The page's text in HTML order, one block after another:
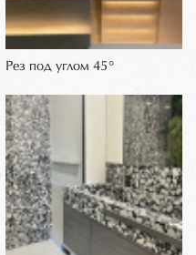
Рез под углом 45°